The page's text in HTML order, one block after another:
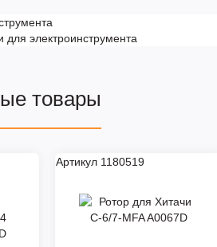
электроинструмента
товары
Артикул 1180519